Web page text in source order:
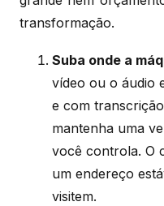
transformação.
Suba onde a
vídeo ou o áudio
e com
mantenha uma
você controla. O
um endereço
visitem.